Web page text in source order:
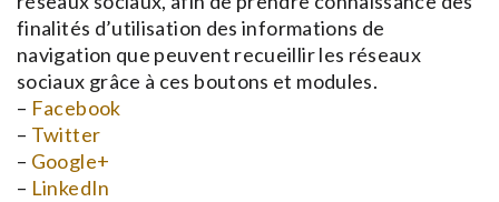
finalités d’utilisation des informations de
navigation que peuvent recueillir les réseaux
sociaux grâce à ces boutons et modules.
– Facebook
– Twitter
– Google+
– LinkedIn